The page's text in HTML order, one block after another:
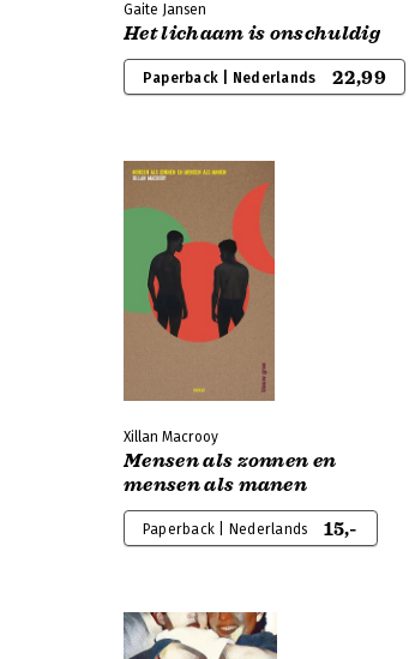
Gaite Jansen
Het lichaam is onschuldig
Paperback | Nederlands 22,99
Xillan Macrooy
Mensen als zonnen en
mensen als manen
Paperback | Nederlands 15,-